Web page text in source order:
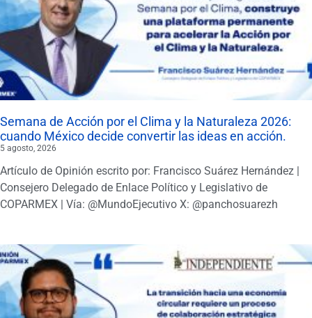
Semana de Acción por el Clima y la Naturaleza 2026:
cuando México decide convertir las ideas en acción.
5 agosto, 2026
Artículo de Opinión escrito por: Francisco Suárez Hernández |
Consejero Delegado de Enlace Político y Legislativo de
COPARMEX | Vía: @MundoEjecutivo X: @panchosuarezh